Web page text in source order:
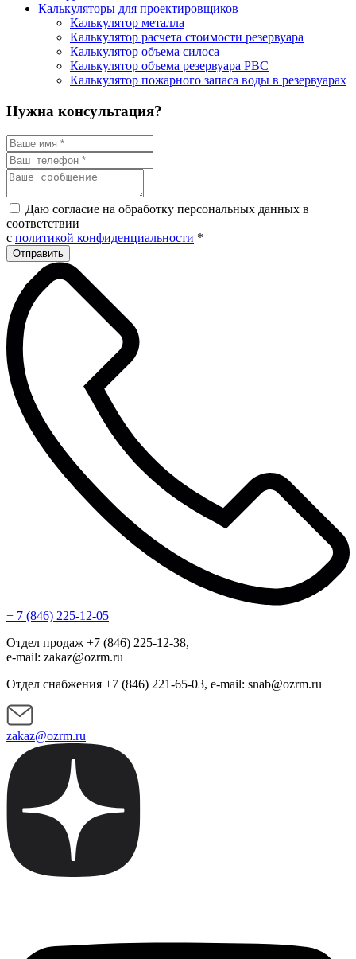
Калькуляторы для проектировщиков
Калькулятор металла
Калькулятор расчета стоимости резервуара
Калькулятор объема силоса
Калькулятор объема резервуара РВС
Калькулятор пожарного запаса воды в резервуарах
Нужна консультация?
Даю согласие на обработку персональных данных в
соответствии
с политикой конфиденциальности *
+ 7 (846) 225-12-05
Отдел продаж +7 (846) 225-12-38,
e-mail: zakaz@ozrm.ru
Отдел снабжения +7 (846) 221-65-03, e-mail: snab@ozrm.ru
zakaz@ozrm.ru